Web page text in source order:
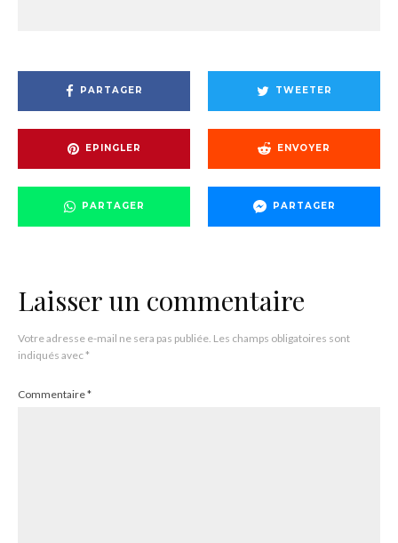
PARTAGER TWEETER
EPINGLER ENVOYER
PARTAGER PARTAGER
Laisser un commentaire
Votre adresse e-mail ne sera pas publiée. Les champs obligatoires sont
indiqués avec*
Commentaire*